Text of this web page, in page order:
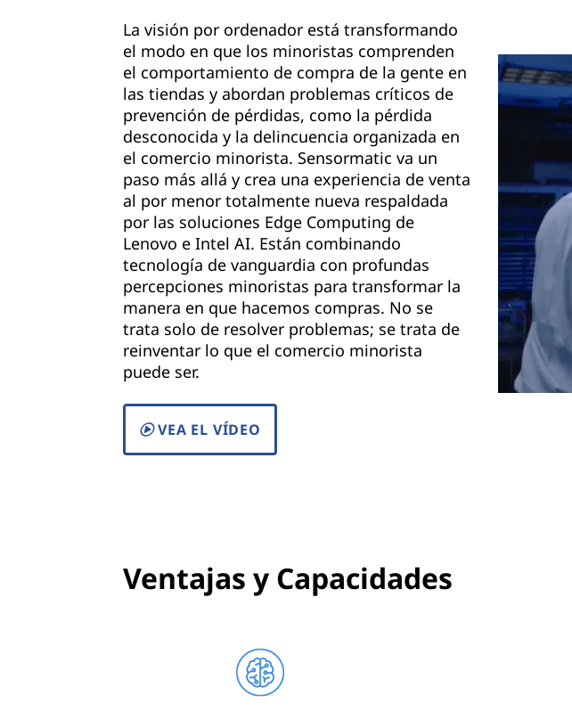
La visión por ordenador está transformando
el modo en que los minoristas comprenden
el comportamiento de compra de la gente en
las tiendas y abordan problemas críticos de
prevención de pérdidas, como la pérdida
desconocida y la delincuencia organizada en
el comercio minorista. Sensormatic va un
paso más allá y crea una experiencia de venta
al por menor totalmente nueva respaldada
por las soluciones Edge Computing de
Lenovo e Intel AI. Están combinando
tecnología de vanguardia con profundas
percepciones minoristas para transformar la
manera en que hacemos compras. No se
trata solo de resolver problemas; se trata de
reinventar lo que el comercio minorista
puede ser.
VEA EL VÍDEO
Ventajas y Capacidades